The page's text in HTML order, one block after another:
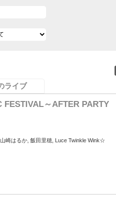
ライブ
～AFTER PARTY
崎はるか, 飯田里穂, Luce Twinkle Wink☆